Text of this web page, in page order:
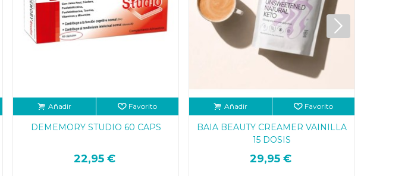
Añadir Favorito
DEMEMORY STUDIO 60 CAPS
22,95 €
Añadir Favorito
BAIA BEAUTY CREAMER VAINILLA
15 DOSIS
29,95 €